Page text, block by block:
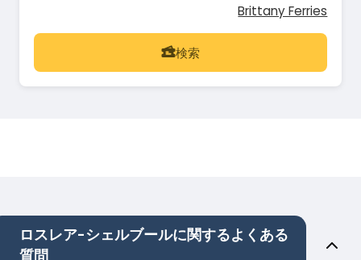
Brittany Ferries
検索
ロスレア-シェルブールに関するよくある
質問